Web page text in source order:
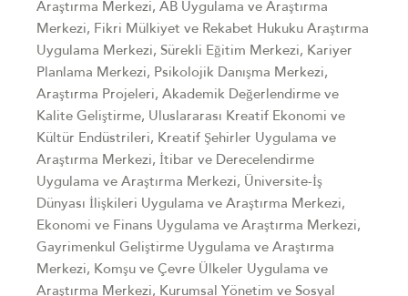
Araştırma Merkezi, AB Uygulama ve Araştırma
Merkezi, Fikri Mülkiyet ve Rekabet Hukuku Araştırma
Uygulama Merkezi, Sürekli Eğitim Merkezi, Kariyer
Planlama Merkezi, Psikolojik Danışma Merkezi,
Araştırma Projeleri, Akademik Değerlendirme ve
Kalite Geliştirme, Uluslararası Kreatif Ekonomi ve
Kültür Endüstrileri, Kreatif Şehirler Uygulama ve
Araştırma Merkezi, İtibar ve Derecelendirme
Uygulama ve Araştırma Merkezi, Üniversite-İş
Dünyası İlişkileri Uygulama ve Araştırma Merkezi,
Ekonomi ve Finans Uygulama ve Araştırma Merkezi,
Gayrimenkul Geliştirme Uygulama ve Araştırma
Merkezi, Komşu ve Çevre Ülkeler Uygulama ve
Araştırma Merkezi, Kurumsal Yönetim ve Sosyal